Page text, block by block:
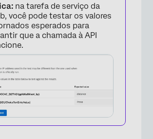
na tarefa de serviço da
você pode testar os valores
esperados para
que a chamada à API